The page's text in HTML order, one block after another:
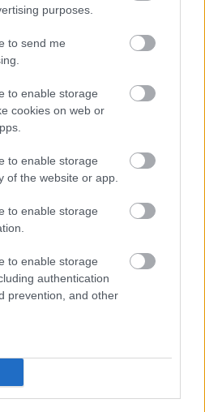
purposes.
to send me
to enable storage
cookies on web or
to enable storage
of the website or app.
to enable storage
to enable storage
authentication
prevention, and other
menne, ha azzal
a közönség által páriaként
kiváló darabbal
Sokkal fontosabb
filmek motívumrendszerét,